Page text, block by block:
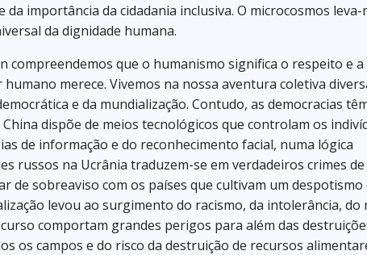
importância da cidadania inclusiva. O microcosmos leva-
da dignidade humana.
compreendemos que o humanismo significa o respeito e a
merece. Vivemos na nossa aventura coletiva
e da mundialização. Contudo, as democracias
dispõe de meios tecnológicos que controlam os
de informação e do reconhecimento facial, numa lógica
russos na Ucrânia traduzem-se em verdadeiros crimes de
de sobreaviso com os países que cultivam um despotismo
levou ao surgimento do racismo, da intolerância, do
comportam grandes perigos para além das
os campos e do risco da destruição de recursos